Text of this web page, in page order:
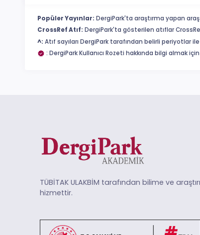
Popüler Yayınlar: DergiPark'ta araştırma yapan
CrossRef Atıf: DergiPark'ta gösterilen atıflar
^: Atıf sayıları DergiPark tarafından belirli periyotlar
: DergiPark Kullanıcı Rozeti hakkında bilgi almak için
TÜBİTAK ULAKBİM tarafından bilime ve
hizmettir.